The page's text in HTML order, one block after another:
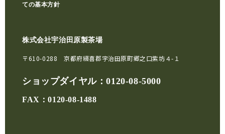
ての基本方針
株式会社宇治田原製茶場
〒610-0288 京都府綴喜郡宇治田原町郷之口紫坊４-１
ショップダイヤル：0120-08-5000
FAX：0120-08-1488